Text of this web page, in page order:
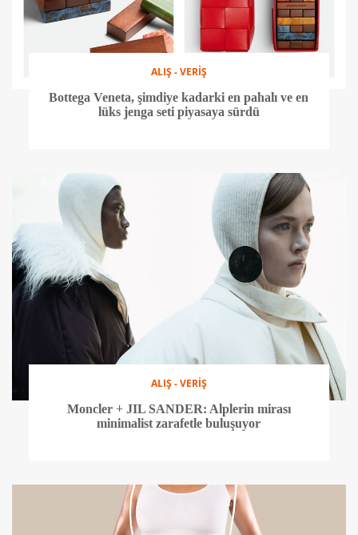
ALIŞ - VERİŞ
Bottega Veneta, şimdiye kadarki en pahalı ve en
lüks jenga seti piyasaya sürdü
ALIŞ - VERİŞ
Moncler + JIL SANDER: Alplerin mirası
minimalist zarafetle buluşuyor